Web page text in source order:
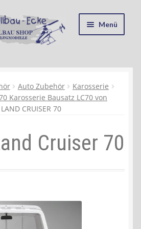
Menü
und Umwelt
Auto Zubehör
Karosserie
Karosserie Bausatz LC70 von
CRUISER 70
Cruiser 70